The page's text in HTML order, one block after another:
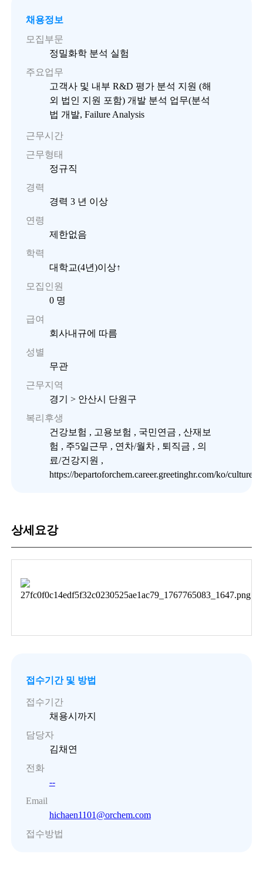
채용정보
모집부문
정밀화학 분석 실험
주요업무
고객사 및 내부 R&D 평가 분석 지원 (해
외 법인 지원 포함) 개발 분석 업무(분석
법 개발, Failure Analysis
근무시간
근무형태
정규직
경력
경력 3 년 이상
연령
제한없음
학력
대학교(4년)이상↑
모집인원
0 명
급여
회사내규에 따름
성별
무관
근무지역
경기 > 안산시 단원구
복리후생
건강보험 , 고용보험 , 국민연금 , 산재보
험 , 주5일근무 , 연차/월차 , 퇴직금 , 의
료/건강지원 ,
https://bepartoforchem.career.greetinghr.com/ko/culture1
상세요강
접수기간 및 방법
접수기간
채용시까지
담당자
김채연
전화
--
Email
hichaen1101@orchem.com
접수방법